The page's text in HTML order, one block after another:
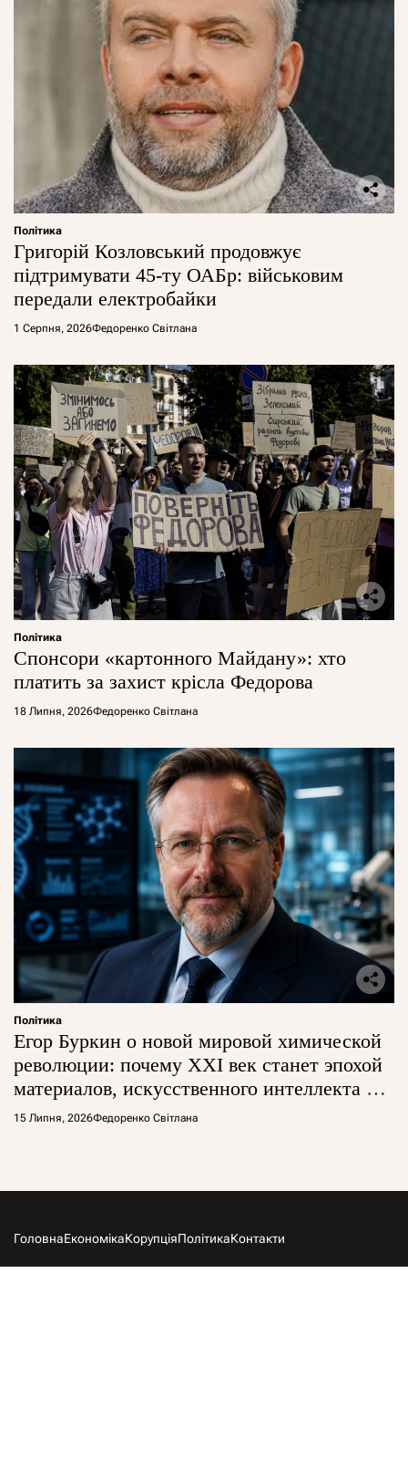
Політика
Григорій Козловський продовжує
підтримувати 45-ту ОАБр: військовим
передали електробайки
1 Серпня, 2026Федоренко Світлана
Політика
Спонсори «картонного Майдану»: хто
платить за захист крісла Федорова
18 Липня, 2026Федоренко Світлана
Політика
Егор Буркин о новой мировой химической
революции: почему XXI век станет эпохой
материалов, искусственного интеллекта и
глобальной борьбы за технологии
15 Липня, 2026Федоренко Світлана
ГоловнаЕкономікаКорупціяПолітикаКонтакти